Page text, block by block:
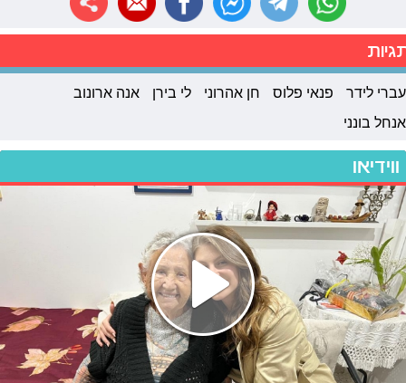
עברי לידר פנאי פלוס חן אהרוני לי בירן
אנה ארונוב
אנחל בונני
ווידיאו